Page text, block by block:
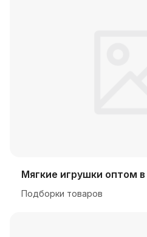
Мягкие игрушки оптом
Подборки товаров